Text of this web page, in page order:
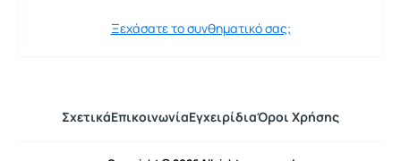
Ξεχάσατε το συνθηματικό σας;
ΣχετικάΕπικοινωνίαΕγχειρίδιαΌροι Χρήσης